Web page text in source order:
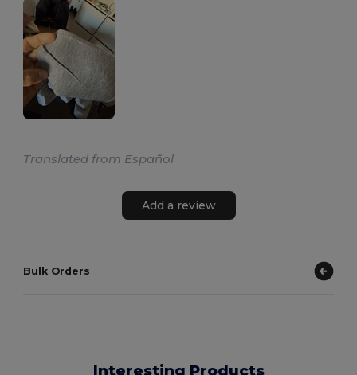
Translated from Español
Add a review
Bulk Orders
Interesting Products